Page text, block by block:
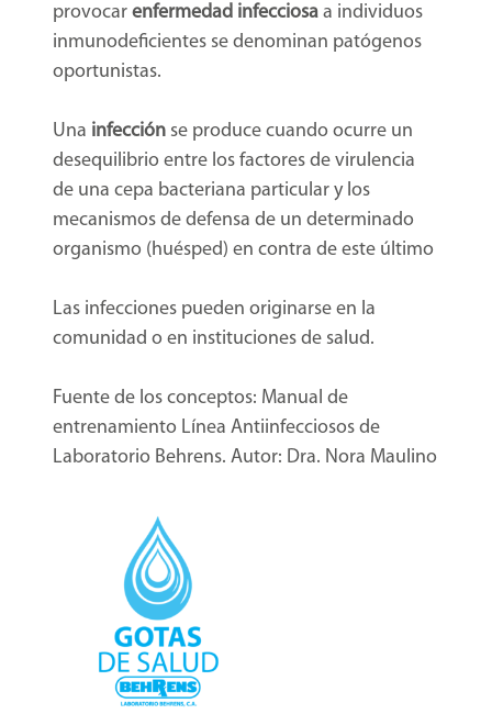
provocar enfermedad infecciosa a individuos
inmunodeficientes se denominan patógenos
oportunistas.
Una infección se produce cuando ocurre un
desequilibrio entre los factores de virulencia
de una cepa bacteriana particular y los
mecanismos de defensa de un determinado
organismo (huésped) en contra de este último
Las infecciones pueden originarse en la
comunidad o en instituciones de salud.
Fuente de los conceptos: Manual de
entrenamiento Línea Antiinfecciosos de
Laboratorio Behrens. Autor: Dra. Nora Maulino